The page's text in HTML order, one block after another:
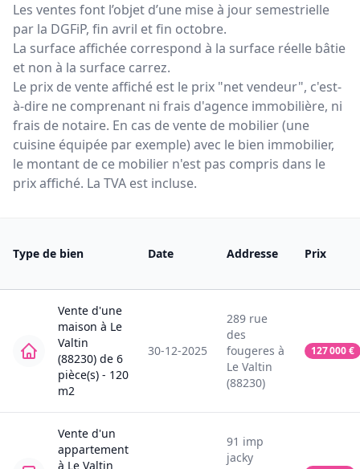
Les ventes font l’objet d’une mise à jour semestrielle
par la DGFiP, fin avril et fin octobre.
La surface affichée correspond à la surface réelle bâtie
et non à la surface carrez.
Le prix de vente affiché est le prix "net vendeur", c'est-
à-dire ne comprenant ni frais d'agence immobilière, ni
frais de notaire. En cas de vente de mobilier (une
cuisine équipée par exemple) avec le bien immobilier,
le montant de ce mobilier n'est pas compris dans le
prix affiché. La TVA est incluse.
Type de bien Date Addresse Prix
Vente d'une
maison à Le
Valtin
(88230) de 6
pièce(s) - 120
m2
30-12-2025
289 rue
des
fougeres à
Le Valtin
(88230)
127 000€
Vente d'un
appartement
à Le Valtin
91 imp
jacky